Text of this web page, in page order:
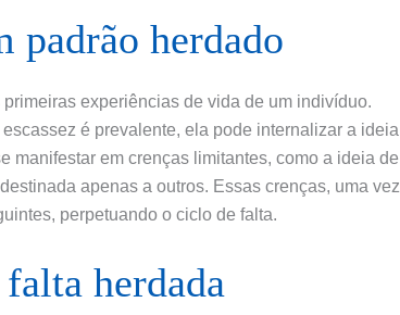
padrão herdado
experiências de vida de um indivíduo.
é prevalente, ela pode internalizar a ideia
manifestar em crenças limitantes, como a ideia de
apenas a outros. Essas crenças, uma vez
perpetuando o ciclo de falta.
herdada